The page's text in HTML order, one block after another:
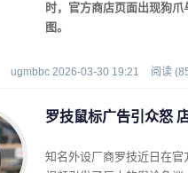
时，官方商店页面出现狗爪
图。
ugmbbc 2026-03-30 19:21 阅读
罗技鼠标广告引众怒
知名外设厂商罗技近日在官